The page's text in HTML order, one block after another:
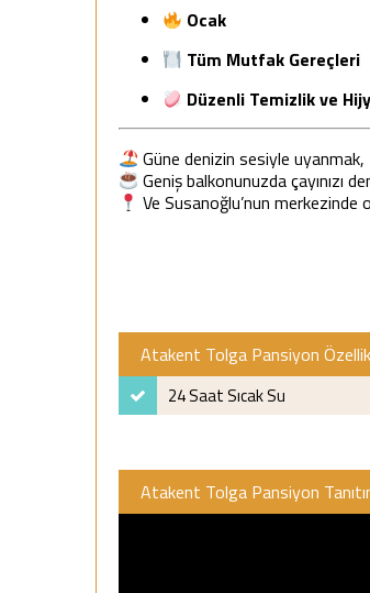
Ocak
Tüm Mutfak Gereçleri
Düzenli Temizlik ve
Güne denizin sesiyle uyanmak,
Geniş balkonunuzda çayınızı
Ve Susanoğlu’nun merkezinde
Atakent Tolga Pansiyon
24 Saat Sıcak Su
Atakent Tolga Pansiyon